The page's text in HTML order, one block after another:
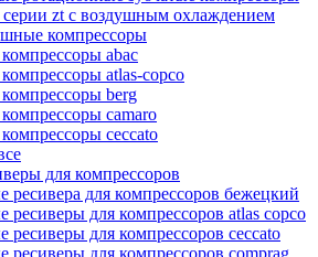
серии zt с воздушным охлаждением
компрессоры
abac
atlas-copco
berg
camaro
ceccato
для компрессоров
ресивера для компрессоров бежецкий
ресиверы для компрессоров atlas copco
ресиверы для компрессоров ceccato
ресиверы для компрессоров comprag